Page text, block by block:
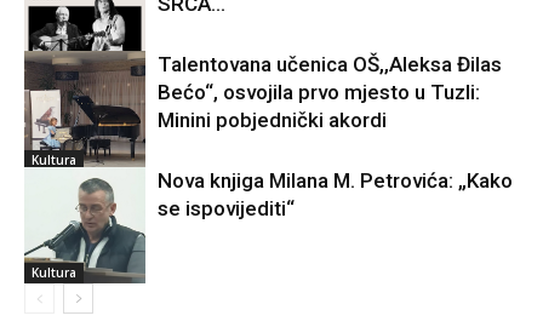
Kultura
Kultura
Talentovana učenica OŠ,,Aleksa Đilas
Bećo“, osvojila prvo mjesto u Tuzli:
Minini pobjednički akordi
Kultura
Nova knjiga Milana M. Petrovića: „Kako
se ispovijediti“